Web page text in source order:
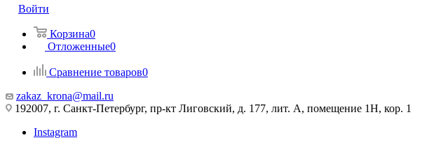
Войти
Корзина0
Отложенные0
Сравнение товаров0
zakaz_krona@mail.ru
192007, г. Санкт-Петербург, пр-кт Лиговский, д. 177, лит. А, помещение 1Н, кор. 1
Instagram